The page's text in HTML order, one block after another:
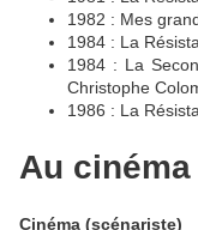
1982 : Mes
1984 : La
1984 : La
Christophe
1986 : La
Au
Cinéma (scénariste)